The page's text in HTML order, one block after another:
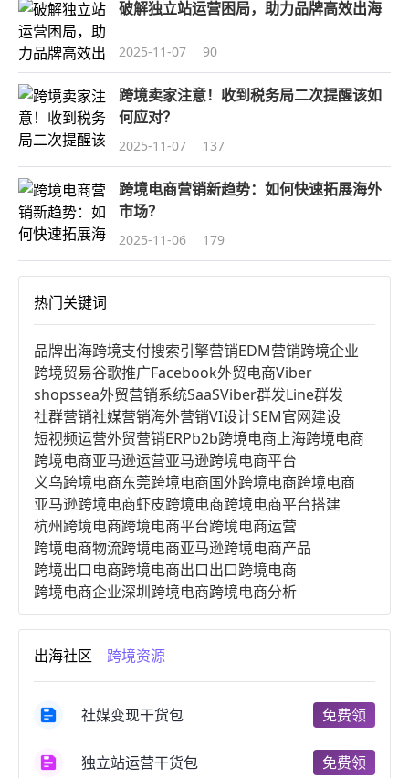
破解独立站运营困局，助力品牌高效出海
2025-11-07 90
跨境卖家注意！收到税务局二次提醒该如
何应对？
2025-11-07 137
跨境电商营销新趋势：如何快速拓展海外
市场？
2025-11-06 179
热门关键词
品牌出海跨境支付搜索引擎营销EDM营销跨境企业
跨境贸易谷歌推广Facebook外贸电商Viber
shopssea外贸营销系统SaaSViber群发Line群发
社群营销社媒营销海外营销VI设计SEM官网建设
短视频运营外贸营销ERPb2b跨境电商上海跨境电商
跨境电商亚马逊运营亚马逊跨境电商平台
义乌跨境电商东莞跨境电商国外跨境电商跨境电商
亚马逊跨境电商虾皮跨境电商跨境电商平台搭建
杭州跨境电商跨境电商平台跨境电商运营
跨境电商物流跨境电商亚马逊跨境电商产品
跨境出口电商跨境电商出口出口跨境电商
跨境电商企业深圳跨境电商跨境电商分析
进口跨境电商跨境电商服务广州跨境电商
跨境电商市场跨境电商创业跨境电商注册
跨境电商开店跨境电商营销
跨境电商商品个人跨境电商跨境电商案例
郑州跨境电商跨境电商趋势
跨境电商费用美国跨境电商
出海社区 跨境资源
社媒变现干货包 免费领
独立站运营干货包 免费领